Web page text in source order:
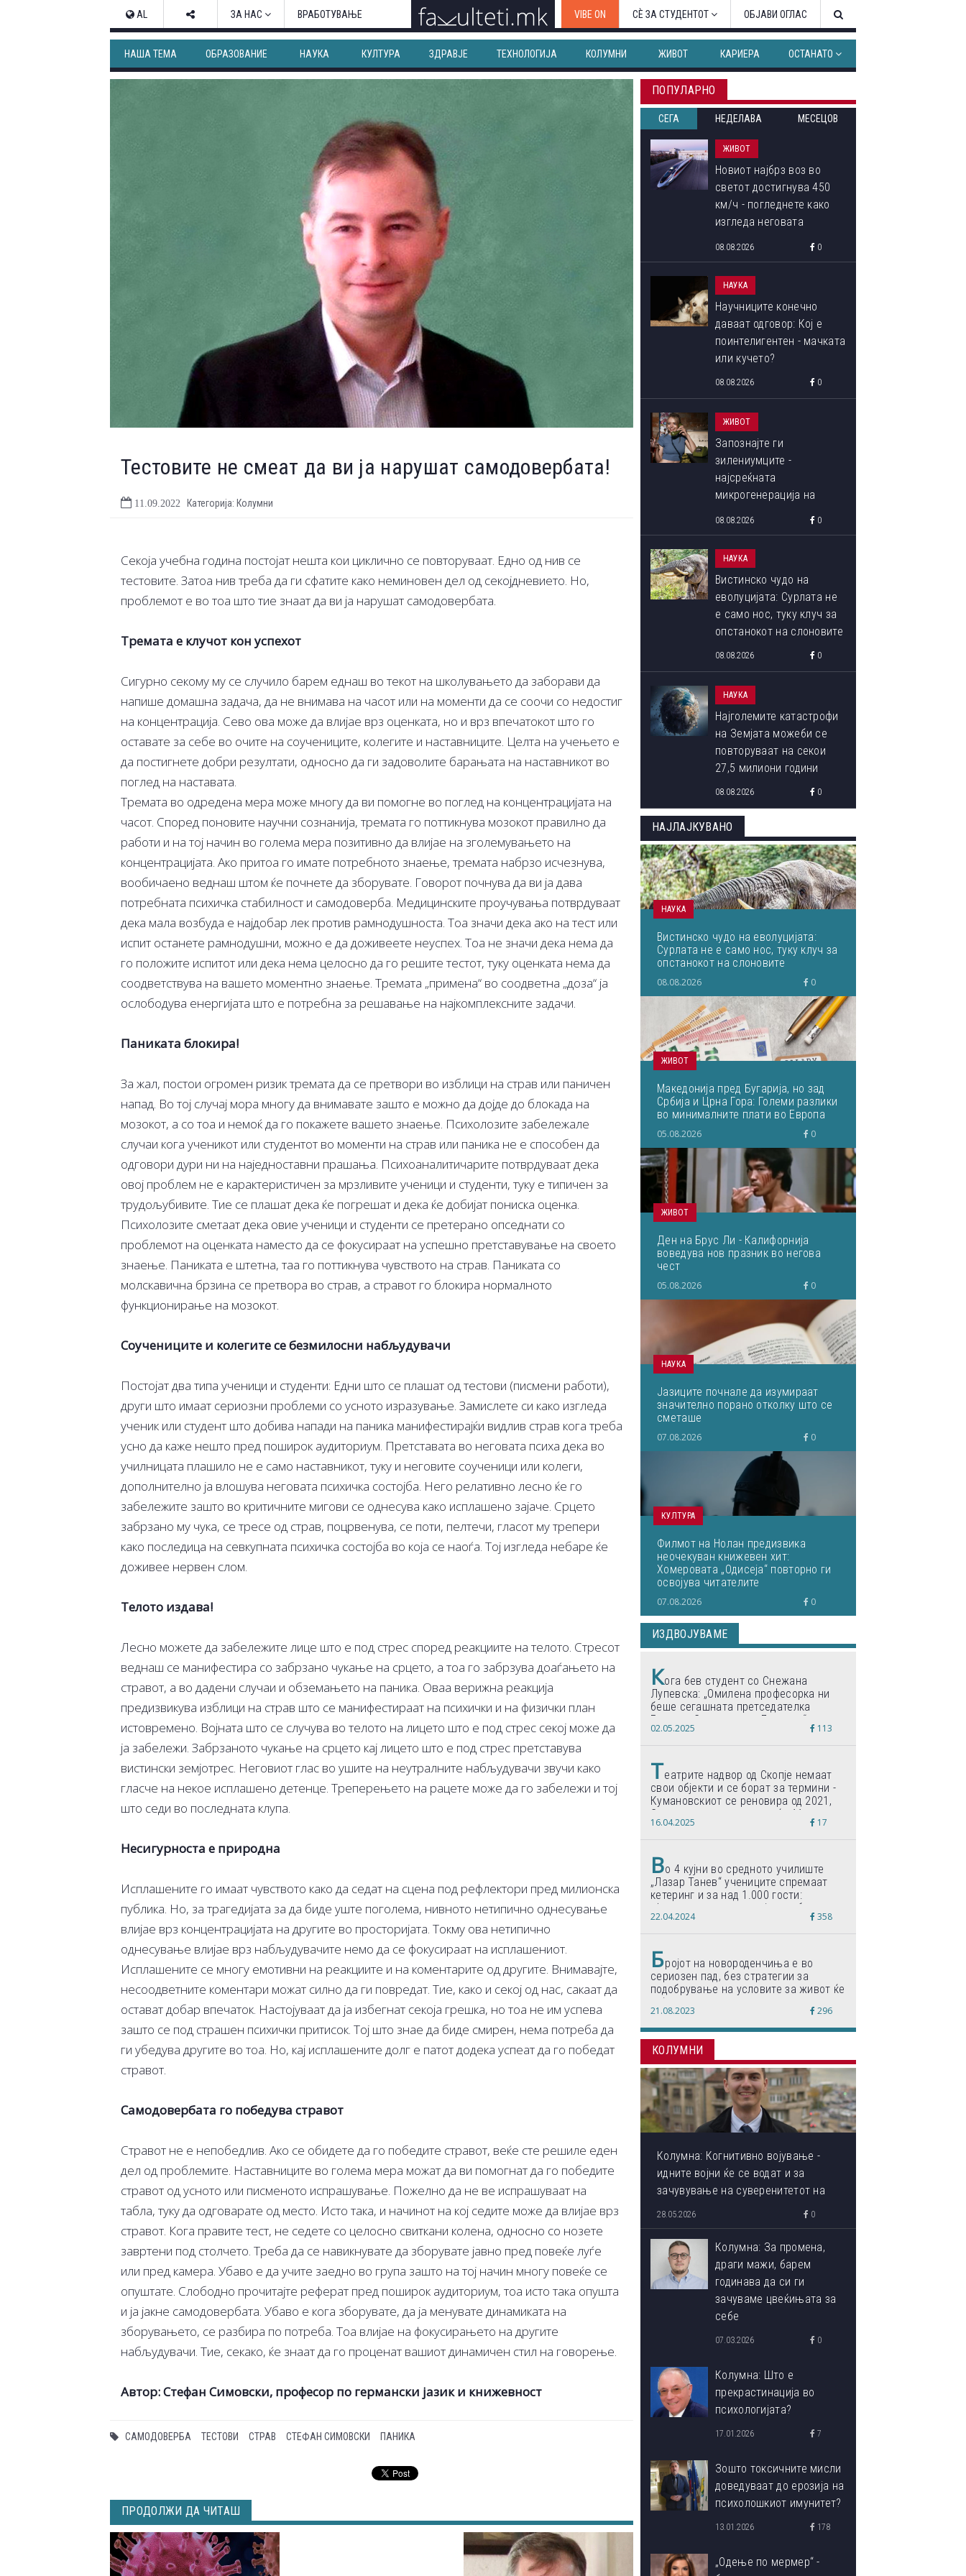
AL ЗА НАС ВРАБОТУВАЊЕ VIBE ON СЀ ЗА СТУДЕНТОТ ОБЈАВИ ОГЛАС
НАША ТЕМА ОБРАЗОВАНИЕ НАУКА КУЛТУРА ЗДРАВЈЕ ТЕХНОЛОГИЈА КОЛУМНИ ЖИВОТ КАРИЕРА ОСТАНАТО
Тестовите не смеат да ви ја нарушат самодовербата!
11.09.2022 Категорија: Колумни
Секоја учебна година постојат нешта кои циклично се повторуваат. Едно од нив се
тестовите. Затоа нив треба да ги сфатите како неминовен дел од секојдневието. Но,
проблемот е во тоа што тие знаат да ви ја нарушат самодовербата.
Тремата е клучот кон успехот
Сигурно секому му се случило барем еднаш во текот на школувањето да заборави да
напише домашна задача, да не внимава на часот или на моменти да се соочи со недостиг
на концентрација. Сево ова може да влијае врз оценката, но и врз впечатокот што го
оставате за себе во очите на соучениците, колегите и наставниците. Целта на учењето е
да постигнете добри резултати, односно да ги задоволите барањата на наставникот во
поглед на наставата.
Тремата во одредена мера може многу да ви помогне во поглед на концентрацијата на
часот. Според поновите научни сознанија, тремата го поттикнува мозокот правилно да
работи и на тој начин во голема мера позитивно да влијае на зголемувањето на
концентрацијата. Ако притоа го имате потребното знаење, тремата набрзо исчезнува,
вообичаено веднаш штом ќе почнете да зборувате. Говорот почнува да ви ја дава
потребната психичка стабилност и самодоверба. Медицинските проучувања потврдуваат
дека мала возбуда е најдобар лек против рамнодушноста. Тоа значи дека ако на тест или
испит останете рамнодушни, можно е да доживеете неуспех. Тоа не значи дека нема да
го положите испитот или дека нема целосно да го решите тестот, туку оценката нема да
соодветствува на вашето моментно знаење. Тремата „примена“ во соодветна „доза“ ја
ослободува енергијата што е потребна за решавање на најкомплексните задачи.
Паниката блокира!
За жал, постои огромен ризик тремата да се претвори во изблици на страв или паничен
напад. Во тој случај мора многу да внимавате зашто е можно да дојде до блокада на
мозокот, а со тоа и немоќ да го покажете вашето знаење. Психолозите забележале
случаи кога ученикот или студентот во моменти на страв или паника не е способен да
одговори дури ни на наједноставни прашања. Психоаналитичарите потврдуваат дека
овој проблем не е карактеристичен за мрзливите ученици и студенти, туку е типичен за
трудољубивите. Тие се плашат дека ќе погрешат и дека ќе добијат пониска оценка.
Психолозите сметаат дека овие ученици и студенти се претерано опседнати со
проблемот на оценката наместо да се фокусираат на успешно претставување на своето
знаење. Паниката е штетна, таа го поттикнува чувството на страв. Паниката со
молскавична брзина се претвора во страв, а стравот го блокира нормалното
функционирање на мозокот.
Соучениците и колегите се безмилосни набљудувачи
Постојат два типа ученици и студенти: Едни што се плашат од тестови (писмени работи),
други што имаат сериозни проблеми со усното изразување. Замислете си како изгледа
ученик или студент што добива напади на паника манифестирајќи видлив страв кога треба
усно да каже нешто пред поширок аудиториум. Претставата во неговата психа дека во
училницата плашило не е само наставникот, туку и неговите соученици или колеги,
дополнително ја влошува неговата психичка состојба. Него релативно лесно ќе го
забележите зашто во критичните мигови се однесува како исплашено зајаче. Срцето
забрзано му чука, се тресе од страв, поцрвенува, се поти, пелтечи, гласот му трепери
како последица на севкупната психичка состојба во која се наоѓа. Тој изгледа небаре ќе
доживее нервен слом.
Телото издава!
Лесно можете да забележите лице што е под стрес според реакциите на телото. Стресот
веднаш се манифестира со забрзано чукање на срцето, а тоа го забрзува доаѓањето на
стравот, а во дадени случаи и обземањето на паника. Оваа верижна реакција
предизвикува изблици на страв што се манифестираат на психички и на физички план
истовремено. Војната што се случува во телото на лицето што е под стрес секој може да
ја забележи. Забрзаното чукање на срцето кај лицето што е под стрес претставува
вистински земјотрес. Неговиот глас во ушите на неутралните набљудувачи звучи како
гласче на некое исплашено детенце. Треперењето на рацете може да го забележи и тој
што седи во последната клупа.
Несигурноста е природна
Исплашените го имаат чувството како да седат на сцена под рефлектори пред милионска
публика. Но, за трагедијата за да биде уште поголема, нивното нетипично однесување
влијае врз концентрацијата на другите во просторијата. Токму ова нетипично
однесување влијае врз набљудувачите немо да се фокусираат на исплашениот.
Исплашените се многу емотивни на реакциите и на коментарите од другите. Внимавајте,
несоодветните коментари можат силно да ги повредат. Тие, како и секој од нас, сакаат да
остават добар впечаток. Настојуваат да ја избегнат секоја грешка, но тоа не им успева
зашто се под страшен психички притисок. Тој што знае да биде смирен, нема потреба да
ги убедува другите во тоа. Но, кај исплашените долг е патот додека успеат да го победат
стравот.
Самодовербата го победува стравот
Стравот не е непобедлив. Ако се обидете да го победите стравот, веќе сте решиле еден
дел од проблемите. Наставниците во голема мера можат да ви помогнат да го победите
стравот од усното или писменото испрашување. Пожелно да не ве испрашуваат на
табла, туку да одговарате од место. Исто така, и начинот на кој седите може да влијае врз
стравот. Кога правите тест, не седете со целосно свиткани колена, односно со нозете
завртени под столчето. Треба да се навикнувате да зборувате јавно пред повеќе луѓе
или пред камера. Убаво е да учите заедно во група зашто на тој начин многу повеќе се
опуштате. Слободно прочитајте реферат пред поширок аудиториум, тоа исто така опушта
и ја јакне самодовербата. Убаво е кога зборувате, да ја менувате динамиката на
зборувањето, се разбира по потреба. Тоа влијае на фокусирањето на другите
набљудувачи. Тие, секако, ќе знаат да го проценат вашиот динамичен стил на говорење.
Автор: Стефан Симовски, професор по германски јазик и книжевност
САМОДОВЕРБА ТЕСТОВИ СТРАВ СТЕФАН СИМОВСКИ ПАНИКА
ПРОДОЛЖИ ДА ЧИТАШ
ПОПУЛАРНО
СЕГА НЕДЕЛАВА МЕСЕЦОВ
ЖИВОТ
Новиот најбрз воз во
светот достигнува 450
км/ч - погледнете како
изгледа неговата
08.08.2026 0
НАУКА
Научниците конечно
даваат одговор: Кој е
поинтелигентен - мачката
или кучето?
08.08.2026 0
ЖИВОТ
Запознајте ги
зилениумците -
најсреќната
микрогенерација на
меѓу 1993 и 1998 година
08.08.2026 0
НАУКА
Вистинско чудо на
еволуцијата: Сурлата не
е само нос, туку клуч за
опстанокот на слоновите
08.08.2026 0
НАУКА
Најголемите катастрофи
на Земјата можеби се
повторуваат на секои
27,5 милиони години
08.08.2026 0
НАЈЛАЈКУВАНО
НАУКА
Вистинско чудо на еволуцијата:
Сурлата не е само нос, туку клуч за
опстанокот на слоновите
08.08.2026 0
ЖИВОТ
Македонија пред Бугарија, но зад
Србија и Црна Гора: Големи разлики
во минималните плати во Европа
05.08.2026 0
ЖИВОТ
Ден на Брус Ли - Калифорнија
воведува нов празник во негова
чест
05.08.2026 0
НАУКА
Јазиците почнале да изумираат
значително порано отколку што се
сметаше
07.08.2026 0
КУЛТУРА
Филмот на Нолан предизвика
неочекуван книжевен хит:
Хомеровата „Одисеја“ повторно ги
освојува читателите
07.08.2026 0
ИЗДВОЈУВАМЕ
Кога бев студент со Снежана
Лупевска: „Омилена професорка ни
беше сегашната претседателка
Гордана Сиљановска-Давкова“
02.05.2025 113
Театрите надвор од Скопје немаат
свои објекти и се борат за термини -
Кумановскиот се реновира од 2021,
Струмичкиот се гради веќе 11 години
16.04.2025 17
Во 4 кујни во средното училиште
„Лазар Танев“ учениците спремаат
кетеринг и за над 1.000 гости:
„Формиравме компанија и работиме
по светски стандарди“
22.04.2024 358
Бројот на новороденчиња е во
сериозен пад, без стратегии за
подобрување на условите за живот ќе
дојде до затворање на училишта,
предупредуваат експертите
21.08.2023 296
КОЛУМНИ
Колумна: Когнитивно војување -
идните војни ќе се водат и за
зачувување на суверенитетот на
сопствениот ум
28.05.2026 0
Колумна: За промена,
драги мажи, барем
годинава да си ги
зачуваме цвеќињата за
себе
07.03.2026 0
Колумна: Што е
прекрастинација во
психологијата?
17.01.2026 7
Зошто токсичните мисли
доведуваат до ерозија на
психолошкиот имунитет?
13.01.2026 178
„Одење по мермер“ -